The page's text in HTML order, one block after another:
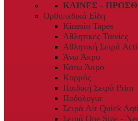
ΚΛΊΝΕΣ -
Ορθοπεδικά Είδη
Kinesio Tapes
Αθλητικές Ταινίες
Αθλητική Σειρά
Άνω Άκρο
Κάτω Άκρο
Κορμός
Παιδική Σειρά Prim
Ποδολογία
Σειρά Air Quick
Σειρά One Size -